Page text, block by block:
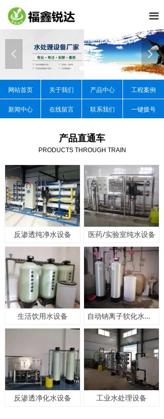
끀
넳 넲
网站首页 关于我们 产品中心 工程案例
新闻中心 在线留言 联系我们 一键拨号
产品直通车
PRODUCTS THROUGH TRAIN
反渗透纯净水设备 医药/实验室纯水设备
生活饮用水设备 自动钠离子软化水设备
反渗透净化水设备 工业水处理设备